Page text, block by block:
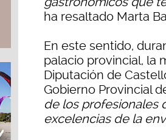
ha resaltado Marta
En este sentido,
palacio provincial, la
Diputación de
Gobierno Provincial
de los profesionales
excelencias de la